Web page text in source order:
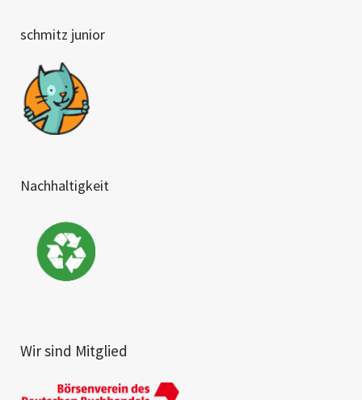
schmitz junior
Nachhaltigkeit
Wir sind Mitglied